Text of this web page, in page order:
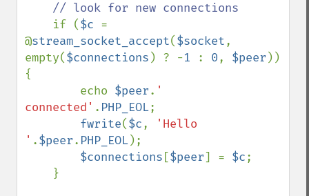
// look for new connections
if ($c =
@stream_socket_accept($socket,
empty($connections ) ? -1 : 0, $peer ))
{
        echo
$peer. '
connected' . PHP_EOL;
fwrite($c,
'Hello
' .$peer. PHP_EOL);
$connections [$peer] = $c;